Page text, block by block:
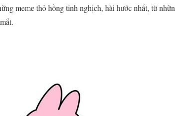
meme thỏ hồng tinh nghịch, hài hước nhất, từ